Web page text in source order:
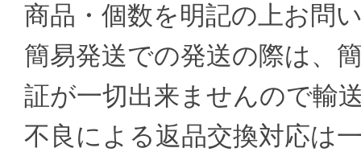
商品・個数を明記の上お問
簡易発送での発送の際は、
証が一切出来ませんので輸
不良による返品交換対応は